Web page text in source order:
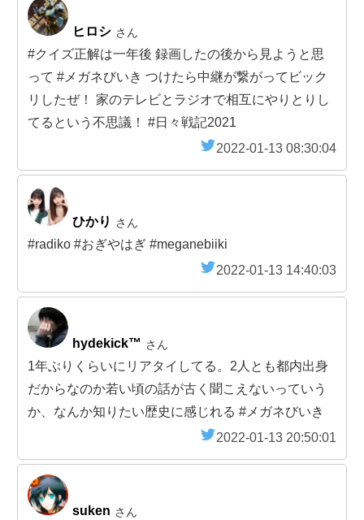
ヒロシ さん
#クイズ正解は一年後 録画したの後から見ようと思
って #メガネびいき つけたら中継が繋がってビック
リしたぜ！ 家のテレビとラジオで相互にやりとりし
てるという不思議！ #日々戦記2021
2022-01-13 08:30:04
ひかり さん
#radiko #おぎやはぎ #meganebiiki
2022-01-13 14:40:03
hydekick™ さん
1年ぶりくらいにリアタイしてる。2人とも都内出身
だからなのか若い頃の話が古く聞こえないっていう
か、なんか知りたい歴史に感じれる #メガネびいき
2022-01-13 20:50:01
suken さん